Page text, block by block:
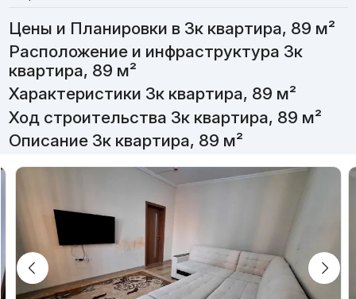
Цены и Планировки в 3к квартира, 89 м²
Расположение и инфраструктура 3к
квартира, 89 м²
Характеристики 3к квартира, 89 м²
Ход строительства 3к квартира, 89 м²
Описание 3к квартира, 89 м²